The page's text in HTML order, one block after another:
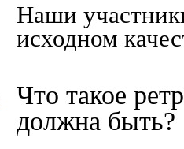
Наши
исходном
Что такое
должна быть?